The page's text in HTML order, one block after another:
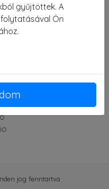
Antal u. 1.
jog fenntartva.
gyűjtöttek. A
Ön